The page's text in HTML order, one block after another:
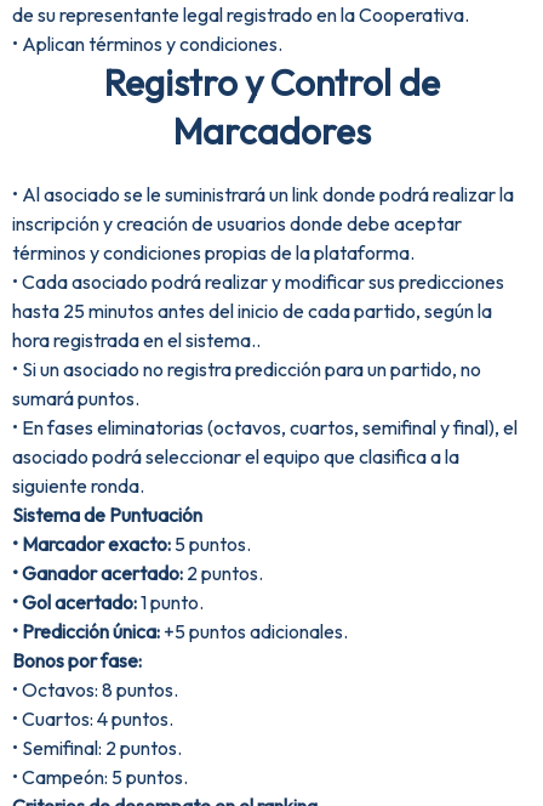
de su representante legal registrado en la Cooperativa.
• Aplican términos y condiciones.
Registro y Control de
Marcadores
• Al asociado se le suministrará un link donde podrá realizar la
inscripción y creación de usuarios donde debe aceptar
términos y condiciones propias de la plataforma.
• Cada asociado podrá realizar y modificar sus predicciones
hasta 25 minutos antes del inicio de cada partido, según la
hora registrada en el sistema..
• Si un asociado no registra predicción para un partido, no
sumará puntos.
• En fases eliminatorias (octavos, cuartos, semifinal y final), el
asociado podrá seleccionar el equipo que clasifica a la
siguiente ronda.
Sistema de Puntuación
• Marcador exacto: 5 puntos.
• Ganador acertado: 2 puntos.
• Gol acertado:1 punto.
• Predicción única: +5 puntos adicionales.
Bonos por fase:
• Octavos: 8 puntos.
• Cuartos: 4 puntos.
• Semifinal: 2 puntos.
• Campeón: 5 puntos.